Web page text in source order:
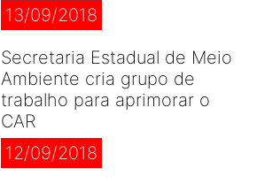
13/09/2018
Secretaria Estadual de Meio
Ambiente cria grupo de
trabalho para aprimorar o
CAR
12/09/2018